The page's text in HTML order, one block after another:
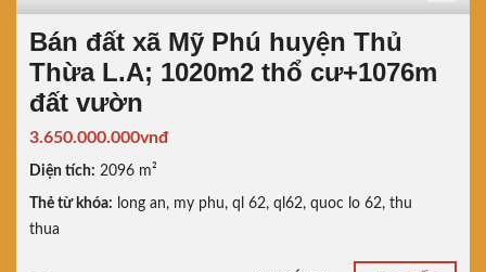
Bán đất xã Mỹ Phú huyện Thủ
Thừa L.A; 1020m2 thổ cư+1076m
đất vườn
3.650.000.000vnđ
Diện tích: 2096 m²
Thẻ từ khóa: long an, my phu, ql 62, ql62, quoc lo 62, thu
thua